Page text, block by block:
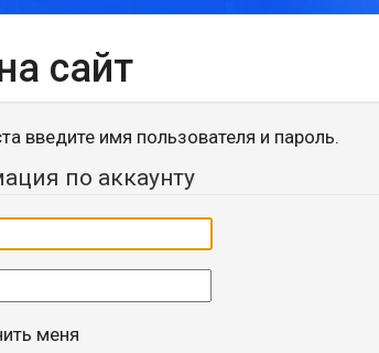
сайт
введите имя пользователя и пароль.
по аккаунту
меня